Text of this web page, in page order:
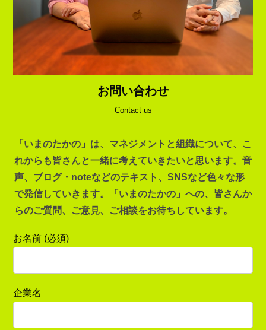
お問い合わせ
Contact us
「いまのたかの」は、マネジメントと組織について、こ
れからも皆さんと一緒に考えていきたいと思います。音
声、ブログ・noteなどのテキスト、SNSなど色々な形
で発信していきます。「いまのたかの」への、皆さんか
らのご質問、ご意見、ご相談をお待ちしています。
お名前 (必須)
企業名